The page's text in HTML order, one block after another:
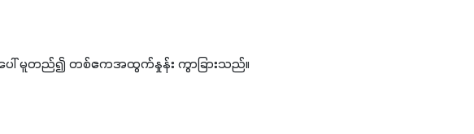
ေါ် မူတည်၍ တစ်ဧကအထွက်နှုန်း ကွာခြားသည်။